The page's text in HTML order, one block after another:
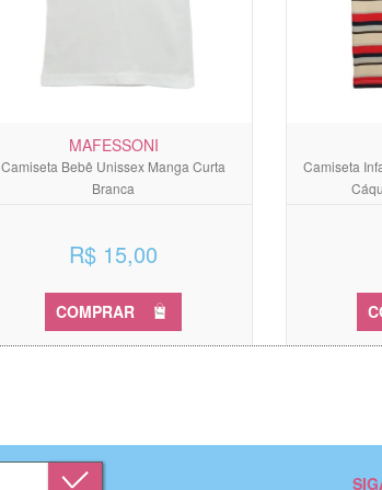
MAFESSONI
Camiseta Bebê Unissex Manga Curta
Branca
R$ 15,00
COMPRAR
Camiseta